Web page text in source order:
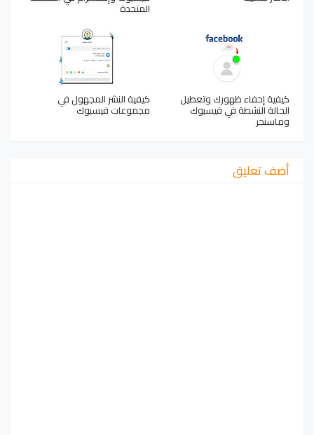
المتحدة
كيفية إخفاء ظهورك وتعطيل
الحالة النشطة في فيسبوك
وماسنجر
كيفية النشر المجهول في
مجموعات فيسبوك
أضف تعليق